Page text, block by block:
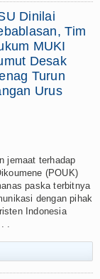
Dinilai
Tim
MUKI
Desak
Turun
Urus
jemaat terhadap
(POUK)
paska terbitnya
dengan pihak
Indonesia
.